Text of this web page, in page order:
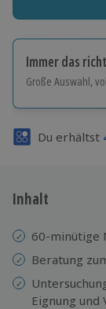
Immer das
Große Auswahl,
Volle
3 Jahre gültig
Du erhältst
Inhalt
60-minütige
Beratung
Eignung